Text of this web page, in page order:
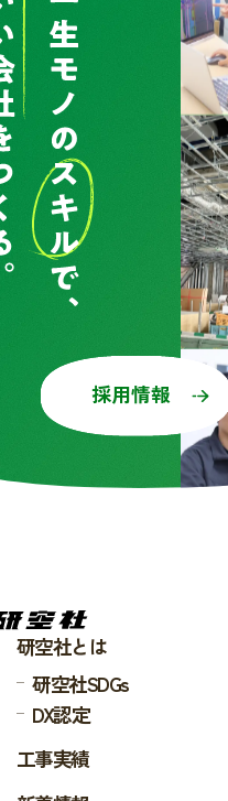
採用情報
研空社とは
研空社SDGs
DX認定
工事実績